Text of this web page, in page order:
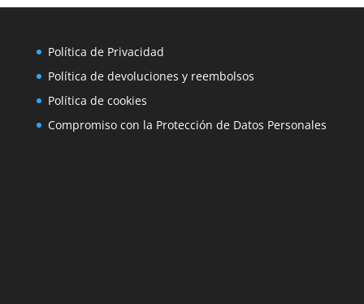
Política de Privacidad
Política de devoluciones y reembolsos
Política de cookies
Compromiso con la Protección de Datos Personales